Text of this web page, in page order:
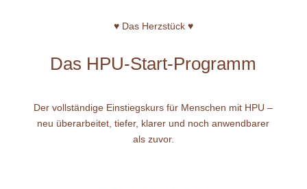
♥ Das Herzstück ♥
Das HPU-Start-Programm
Der vollständige Einstiegskurs für Menschen mit HPU –
neu überarbeitet, tiefer, klarer und noch anwendbarer
als zuvor.